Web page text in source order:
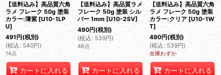
【送料込み】高品質六角
ラメ フレーク 50g 塗装
カラー:薄紫 [U10-1LP
U]
491円(税別)
(税込 : 540円)
14点
カートに入れる
【送料込み】高品質ラメ
フレーク 50g 塗装 シル
バー 1mm [U10-2SV]
490円(税別)
(税込 : 539円)
46点
カートに入れる
【送料込み】高品質六角
ラメ フレーク 50g 塗装
カラー:クリア [U10-1W
T]
490円(税別)
(税込 : 539円)
在庫わずか
カートに入れる